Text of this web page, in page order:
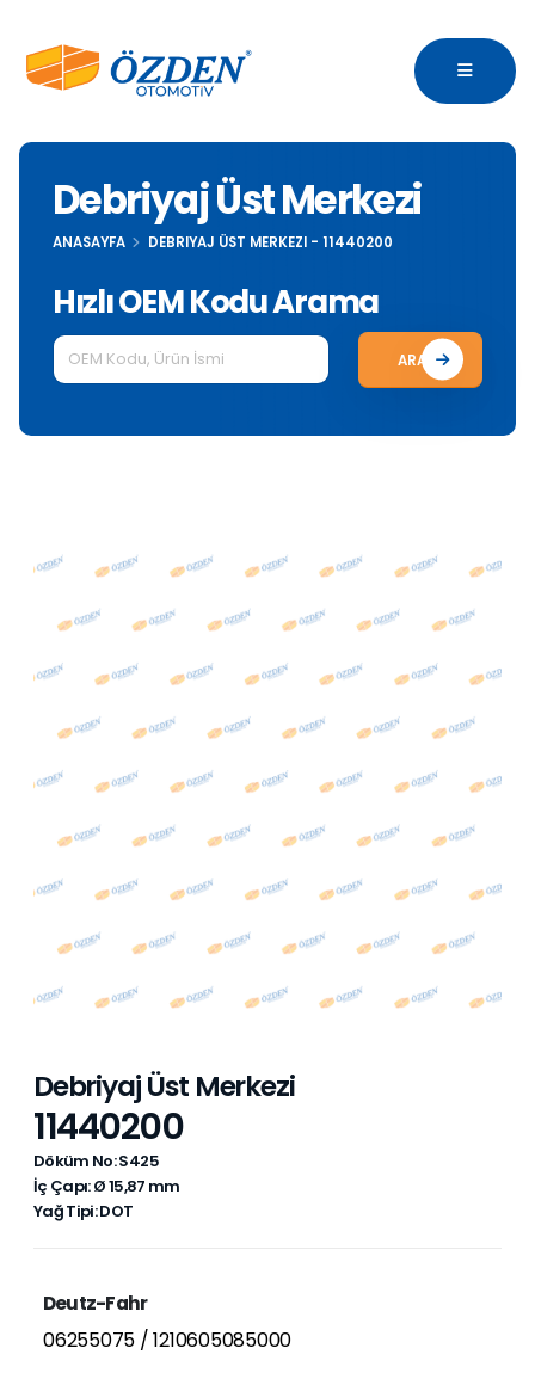
Debriyaj Üst Merkezi
ANASAYFA DEBRIYAJ ÜST MERKEZI - 11440200
Hızlı OEM Kodu Arama
ARA
Debriyaj Üst Merkezi
11440200
Döküm No: S425
İç Çapı: Ø 15,87 mm
Yağ Tipi: DOT
Deutz-Fahr
06255075 / 1210605085000